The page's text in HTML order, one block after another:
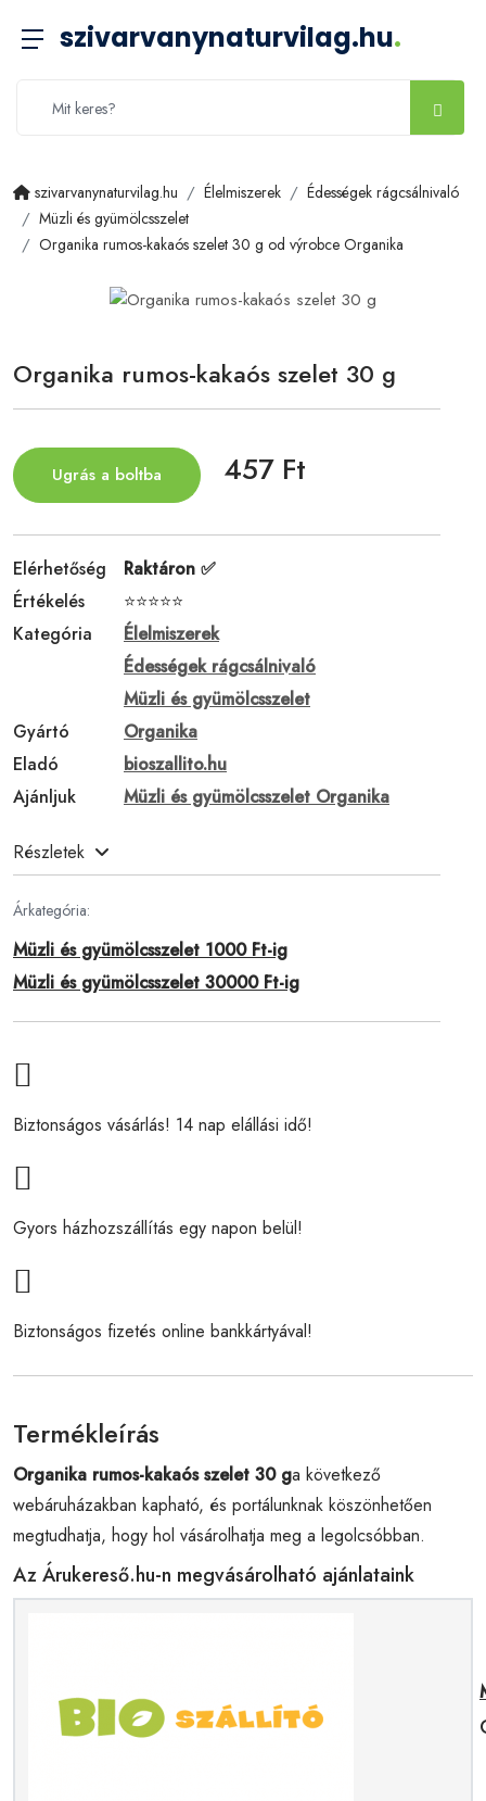
szivarvanynaturvilag.hu.
szivarvanynaturvilag.hu Élelmiszerek
Édességek rágcsálnivaló
Müzli és gyümölcsszelet
Organika rumos-kakaós szelet 30 g od výrobce Organika
Organika rumos-kakaós szelet 30 g
Ugrás a boltba 457 Ft
Elérhetőség
Raktáron ✅
Értékelés
⭐⭐⭐⭐⭐
Kategória
Élelmiszerek
Édességek rágcsálnivaló
Müzli és gyümölcsszelet
Gyártó
Organika
Eladó
bioszallito.hu
Ajánljuk
Müzli és gyümölcsszelet Organika
Részletek
Árkategória:
Müzli és gyümölcsszelet 1000 Ft-ig
Müzli és gyümölcsszelet 30000 Ft-ig
Biztonságos vásárlás! 14 nap elállási idő!
Gyors házhozszállítás egy napon belül!
Biztonságos fizetés online bankkártyával!
Termékleírás
Organika rumos-kakaós szelet 30 ga következő
webáruházakban kapható, és portálunknak köszönhetően
megtudhatja, hogy hol vásárolhatja meg a legolcsóbban.
Az Árukereső.hu-n megvásárolható ajánlataink